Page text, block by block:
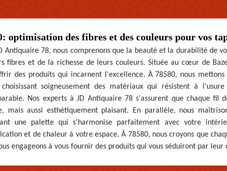
optimisation des fibres et des couleurs pour vos
Antiquaire 78, nous comprenons que la beauté et la durabilité de
fibres et de la richesse de leurs couleurs. Située au cœur de
des produits qui incarnent l'excellence. À 78580, nous
soigneusement des matériaux qui résistent à
Nos experts à JD Antiquaire 78 s'assurent que chaque fil
mais aussi esthétiquement plaisant. En parallèle, nous
une palette qui s'harmonise parfaitement avec votre
et de chaleur à votre espace. À 78580, nous croyons que
engageons à vous fournir des produits qui vous séduiront par